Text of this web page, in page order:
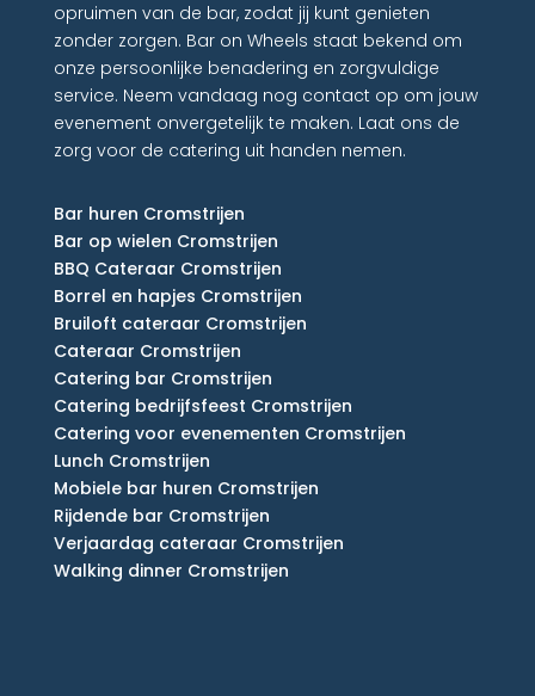
opruimen van de bar, zodat jij kunt genieten
zonder zorgen. Bar on Wheels staat bekend om
onze persoonlijke benadering en zorgvuldige
service. Neem vandaag nog contact op om jouw
evenement onvergetelijk te maken. Laat ons de
zorg voor de catering uit handen nemen.
Bar huren Cromstrijen
Bar op wielen Cromstrijen
BBQ Cateraar Cromstrijen
Borrel en hapjes Cromstrijen
Bruiloft cateraar Cromstrijen
Cateraar Cromstrijen
Catering bar Cromstrijen
Catering bedrijfsfeest Cromstrijen
Catering voor evenementen Cromstrijen
Lunch Cromstrijen
Mobiele bar huren Cromstrijen
Rijdende bar Cromstrijen
Verjaardag cateraar Cromstrijen
Walking dinner Cromstrijen